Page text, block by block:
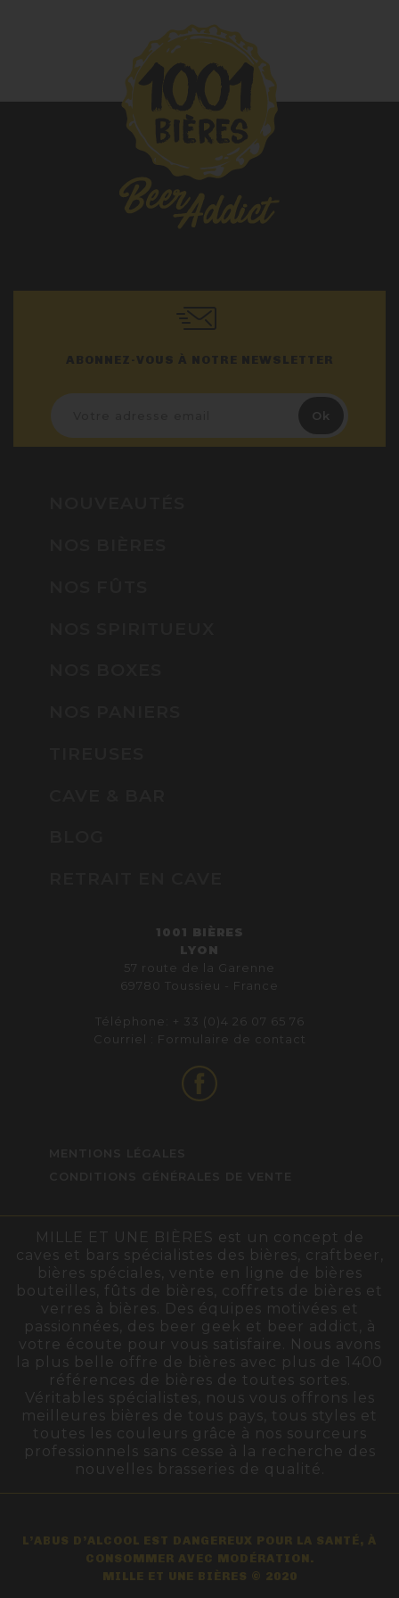
ABONNEZ-VOUS À NOTRE NEWSLETTER
1001 BIÈRES
LYON
57 route de la Garenne
69780 Toussieu - France
Téléphone: + 33 (0)4 26 07 65 76
Courriel : Formulaire de contact
MILLE ET UNE BIÈRES est un concept de
caves et bars spécialistes des bières, craftbeer,
bières spéciales, vente en ligne de bières
bouteilles, fûts de bières, coffrets de bières et
verres à bières. Des équipes motivées et
passionnées, des beer geek et beer addict, à
votre écoute pour vous satisfaire. Nous avons
la plus belle offre de bières avec plus de 1400
références de bières de toutes sortes.
Véritables spécialistes, nous vous offrons les
meilleures bières de tous pays, tous styles et
toutes les couleurs grâce à nos sourceurs
professionnels sans cesse à la recherche des
nouvelles brasseries de qualité.
L’ABUS D’ALCOOL EST DANGEREUX POUR LA SANTÉ, À
CONSOMMER AVEC MODÉRATION.
MILLE ET UNE BIÈRES © 2020